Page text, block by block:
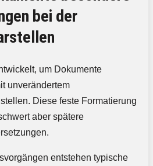
bei der
um Dokumente
unverändertem
Diese feste Formatierung
aber spätere
entstehen typische